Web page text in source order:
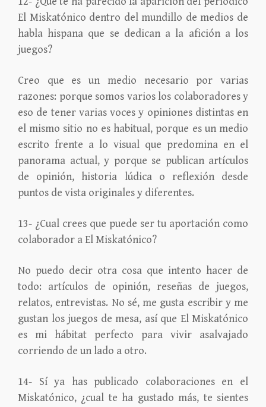
El Miskatónico dentro del mundillo de medios de
habla hispana que se dedican a la afición a los
juegos?
Creo que es un medio necesario por varias
razones: porque somos varios los colaboradores y
eso de tener varias voces y opiniones distintas en
el mismo sitio no es habitual, porque es un medio
escrito frente a lo visual que predomina en el
panorama actual, y porque se publican artículos
de opinión, historia lúdica o reflexión desde
puntos de vista originales y diferentes.
13- ¿Cual crees que puede ser tu aportación como
colaborador a El Miskatónico?
No puedo decir otra cosa que intento hacer de
todo: artículos de opinión, reseñas de juegos,
relatos, entrevistas. No sé, me gusta escribir y me
gustan los juegos de mesa, así que El Miskatónico
es mi hábitat perfecto para vivir asalvajado
corriendo de un lado a otro.
14- Sí ya has publicado colaboraciones en el
Miskatónico, ¿cual te ha gustado más, te sientes